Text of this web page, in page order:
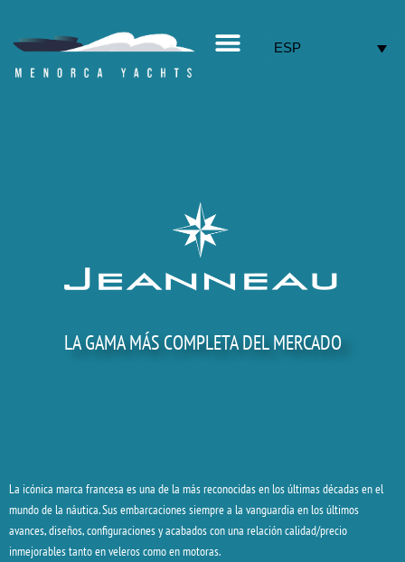
ESP
LA GAMA MÁS COMPLETA DEL MERCADO
La icónica marca francesa es una de la más reconocidas en los últimas décadas en el
mundo de la náutica. Sus embarcaciones siempre a la vanguardia en los últimos
avances, diseños, configuraciones y acabados con una relación calidad/precio
inmejorables tanto en veleros como en motoras.